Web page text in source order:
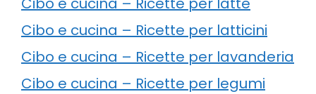
Cibo e cucina – Ricette per latticini
Cibo e cucina – Ricette per lavanderia
Cibo e cucina – Ricette per legumi